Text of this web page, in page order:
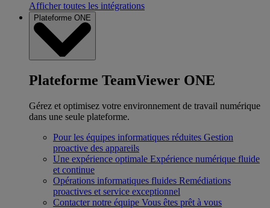
Afficher toutes les intégrations
Plateforme ONE
Plateforme TeamViewer ONE
Gérez et optimisez votre environnement de travail numérique
dans une seule plateforme.
Pour les équipes informatiques réduites Gestion
proactive des appareils
Une expérience optimale Expérience numérique fluide
et continue
Opérations informatiques fluides Remédiations
proactives et service exceptionnel
Contacter notre équipe Vous êtes prêt à vous